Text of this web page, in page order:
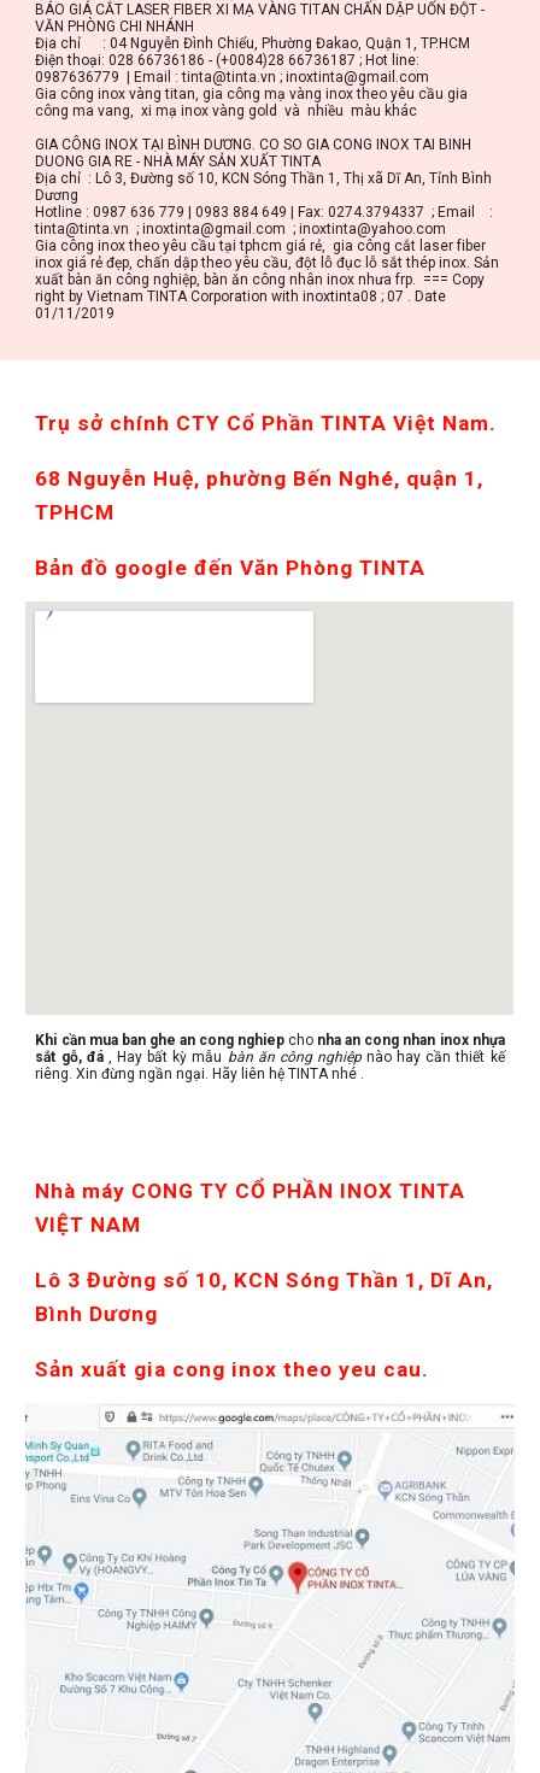
BÁO GIÁ CẮT LASER FIBER XI MẠ VÀNG TITAN CHẤN DẬP UỐN ĐỘT -
VĂN PHÒNG CHI NHÁNH
Địa chỉ      : 04 Nguyễn Đình Chiểu, Phường Đakao, Quận 1, TP.HCM
Điện thoại: 028 66736186 - (+0084)28 66736187 ; Hot line:
0987636779  | Email : tinta@tinta.vn ; inoxtinta@gmail.com
Gia công inox vàng titan, gia công mạ vàng inox theo yêu cầu gia
công ma vang,  xi mạ inox vàng gold  và  nhiều  màu khác
GIA CÔNG INOX TẠI BÌNH DƯƠNG. CO SO GIA CONG INOX TAI BINH
DUONG GIA RE - NHÀ MÁY SẢN XUẤT TINTA
Địa chỉ  : Lô 3, Đường số 10, KCN Sóng Thần 1, Thị xã Dĩ An, Tỉnh Bình
Dương
Hotline : 0987 636 779 | 0983 884 649 | Fax: 0274.3794337  ; Email    :
tinta@tinta.vn  ; inoxtinta@gmail.com  ; inoxtinta@yahoo.com
Gia công inox theo yêu cầu tại tphcm giá rẻ,  gia công cắt laser fiber
inox giá rẻ đẹp, chấn dập theo yêu cầu, đột lỗ đục lỗ sắt thép inox. Sản
xuất bàn ăn công nghiệp, bàn ăn công nhân inox nhưa frp.  === Copy
right by Vietnam TINTA Corporation with inoxtinta08 ; 07 . Date
01/11/2019
Trụ sở chính CTY Cổ Phần TINTA Việt Nam.
68 Nguyễn Huệ, phường Bến Nghé, quận 1,
TPHCM
Bản đồ google đến Văn Phòng TINTA
Khi cần mua ban ghe an cong nghiep cho nha an cong nhan inox nhựa
sắt gỗ, đá, Hay bất kỳ mẫu bàn ăn công nghiệpnào hay cần thiết kế
riêng. Xin đừng ngần ngại. Hãy liên hệ TINTA nhé .
Nhà máy CONG TY CỔ PHẦN INOX TINTA
VIỆT NAM
Lô 3 Đường số 10, KCN Sóng Thần 1, Dĩ An,
Bình Dương
Sản xuất gia cong inox theo yeu cau.